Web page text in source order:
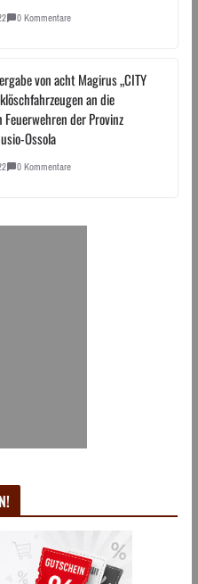
0 Kommentare
von acht Magirus „CITY
an die
der Provinz
Ossola
0 Kommentare